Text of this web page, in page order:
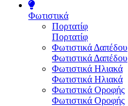
Φωτιστικά
Πορτατίφ
Πορτατίφ
Φωτιστικά Δαπέδου
Φωτιστικά Δαπέδου
Φωτιστικά Ηλιακά
Φωτιστικά Ηλιακά
Φωτιστικά Οροφής
Φωτιστικά Οροφής